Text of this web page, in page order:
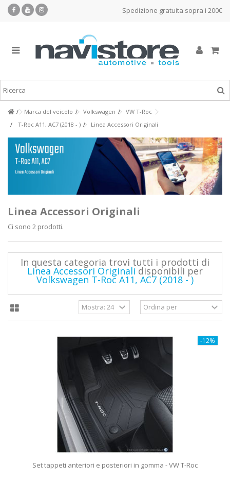
Spedizione gratuita sopra i 200€
Marca del veicolo Volkswagen
VW T-Roc
T-Roc A11, AC7 (2018 - )
Linea Accessori Originali
Linea Accessori Originali
Ci sono 2 prodotti.
In questa categoria trovi tutti i prodotti di
Linea Accessori Originali disponibili per
Volkswagen T-Roc A11, AC7 (2018 - )
-12%
Set tappeti anteriori e posteriori in gomma - VW T-Roc